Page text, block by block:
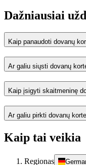
Dažniausiai
Kaip panaudoti dovanų
Ar galiu siųsti dovanų
Kaip įsigyti skaitmeninę
Ar galiu pirkti dovanų
Kaip tai veikia
Regionas